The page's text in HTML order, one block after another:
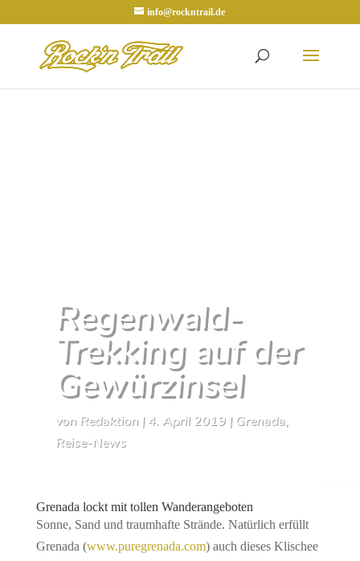
info@rockntrail.de
Regenwald-
Trekking auf der
Gewürzinsel
von Redaktion|4. April 2019| Grenada,
Reise-News
Grenada lockt mit tollen Wanderangeboten
Sonne, Sand und traumhafte Strände. Natürlich erfüllt
Grenada (www.puregrenada.com) auch dieses Klischee